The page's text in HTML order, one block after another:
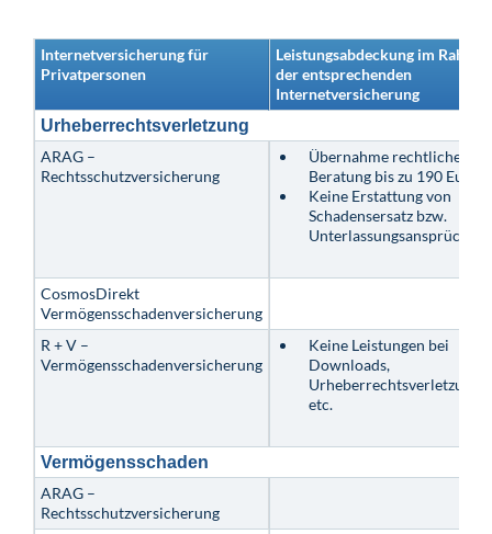
Internetversicherung für
Privatpersonen
Leistungsabdeckung im
der entsprechenden
Internetversicherung
Urheberrechtsverletzung
ARAG –
Rechtsschutzversicherung
Übernahme rechtlicher
Beratung bis zu 190 Euro
Keine Erstattung von
Schadensersatz bzw.
Unterlassungsansprüchen
CosmosDirekt
Vermögensschadenversicherung
R + V –
Vermögensschadenversicherung
Keine Leistungen bei
Downloads,
etc.
Vermögensschaden
ARAG –
Rechtsschutzversicherung